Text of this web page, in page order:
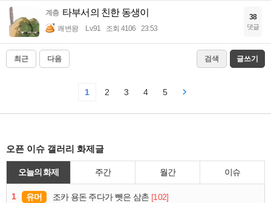
계층 타부서의 친한 동생이
쾌변왕 Lv.91 조회 4106 23:53
38
댓글
최근 다음 검색 글쓰기
1 2 3 4 5
오픈 이슈 갤러리 화제글
오늘의 화제 주간 월간 이슈
1 유머 조카 용돈 주다가 뺏은 삼촌 [102]